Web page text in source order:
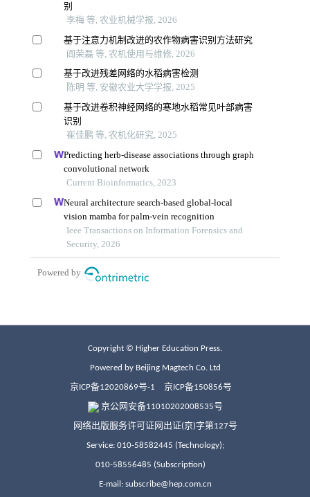
Copyright © Higher Education Press.
Powered by Beijing Magtech Co. Ltd
京ICP备12020869号-1 京ICP备150856号
京公网安备11010202008535号
网络出版服务许可证网出证(京)字第127号
Service: 010-58582445 (Technology);
010-58556485 (Subscription)
E-mail: subscribe@hep.com.cn